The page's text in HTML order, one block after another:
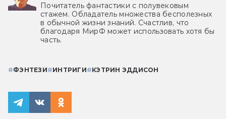
Почитатель фантастики с полувековым
стажем. Обладатель множества бесполезных
в обычной жизни знаний. Счастлив, что
благодаря МирФ может использовать хотя бы
часть.
#ФЭНТЕЗИ#ИНТРИГИ#КЭТРИН ЭДДИСОН